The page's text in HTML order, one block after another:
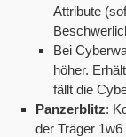
Attribute
Bei
höher.
fällt die
Panzerblitz:
der Träger